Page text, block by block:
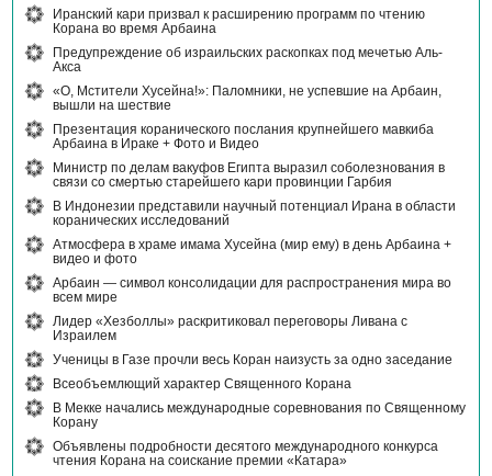
Иранский кари призвал к расширению программ по чтению
Корана во время Арбаина
Предупреждение об израильских раскопках под мечетью Аль-
Акса
«О, Мстители Хусейна!»: Паломники, не успевшие на Арбаин,
вышли на шествие
Презентация коранического послания крупнейшего мавкиба
Арбаина в Ираке + Фото и Видео
Министр по делам вакуфов Египта выразил соболезнования в
связи со смертью старейшего кари провинции Гарбия
В Индонезии представили научный потенциал Ирана в области
коранических исследований
Атмосфера в храме имама Хусейна (мир ему) в день Арбаина +
видео и фото
Арбаин — символ консолидации для распространения мира во
всем мире
Лидер «Хезболлы» раскритиковал переговоры Ливана с
Израилем
Ученицы в Газе прочли весь Коран наизусть за одно заседание
Всеобъемлющий характер Священного Корана
В Мекке начались международные соревнования по Священному
Корану
Объявлены подробности десятого международного конкурса
чтения Корана на соискание премии «Катара»